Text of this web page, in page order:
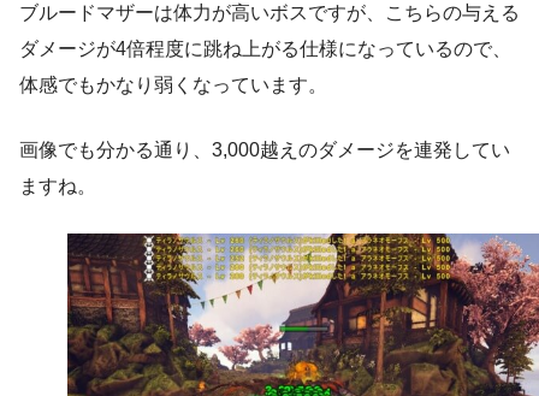
ブルードマザーは体力が高いボスですが、こちらの与える
ダメージが4倍程度に跳ね上がる仕様になっているので、
体感でもかなり弱くなっています。
画像でも分かる通り、3,000越えのダメージを連発してい
ますね。